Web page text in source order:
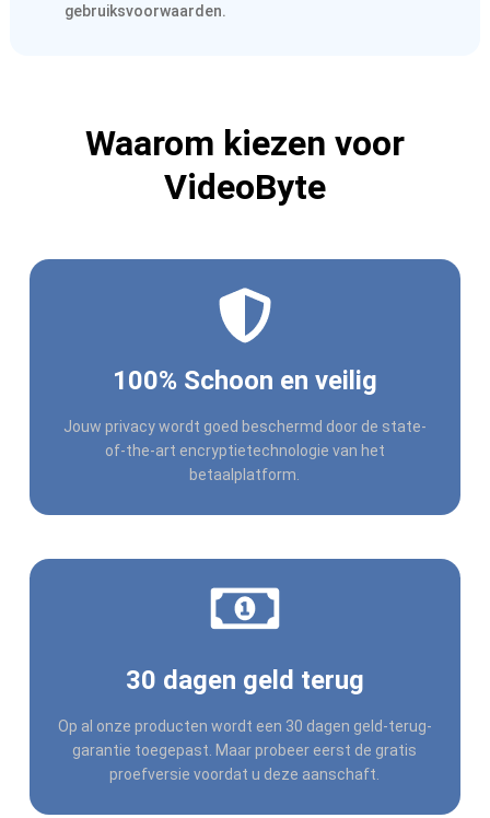
gebruiksvoorwaarden.
Waarom kiezen voor
VideoByte
100% Schoon en veilig
Jouw privacy wordt goed beschermd door de state-
of-the-art encryptietechnologie van het
betaalplatform.
30 dagen geld terug
Op al onze producten wordt een 30 dagen geld-terug-
garantie toegepast. Maar probeer eerst de gratis
proefversie voordat u deze aanschaft.